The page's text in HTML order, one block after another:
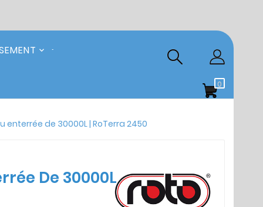
0
enterrée de 30000L | RoTerra 2450
De 30000L